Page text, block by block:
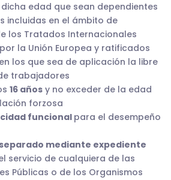
edad que sean dependientes
incluidas en el ámbito de
los Tratados Internacionales
la Unión Europea y ratificados
los que sea de aplicación la libre
trabajadores
16 años y no exceder de la edad
forzosa
funcional para el desempeño
mediante expediente
servicio de cualquiera de las
Públicas o de los Organismos